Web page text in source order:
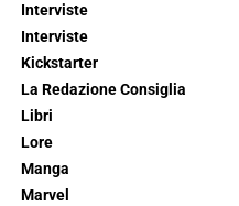
Interviste
Interviste
Kickstarter
La Redazione Consiglia
Libri
Lore
Manga
Marvel